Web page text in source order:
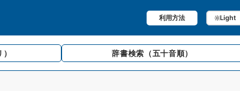
利用方法 Light
辞書検索 （五十音順）